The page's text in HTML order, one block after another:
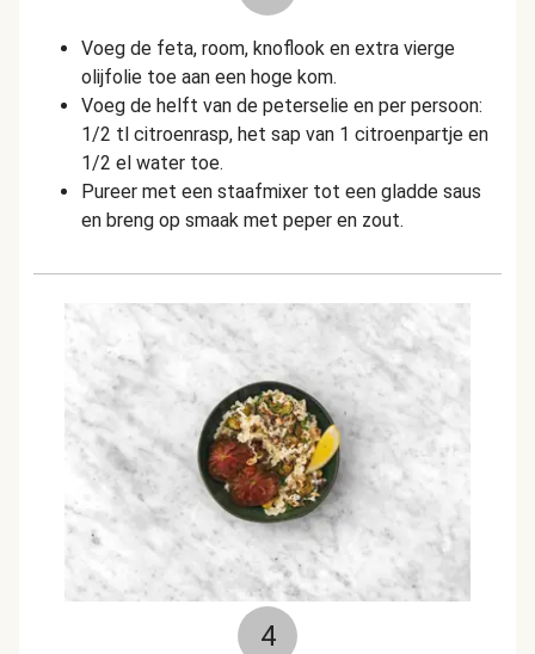
Voeg de feta, room, knoflook en extra vierge
olijfolie toe aan een hoge kom.
Voeg de helft van de peterselie en per persoon:
1/2 tl citroenrasp, het sap van 1 citroenpartje en
1/2 el water toe.
Pureer met een staafmixer tot een gladde saus
en breng op smaak met peper en zout.
4